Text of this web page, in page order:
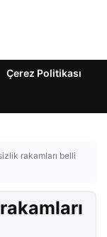
Çerez Politikası
rakamları belli